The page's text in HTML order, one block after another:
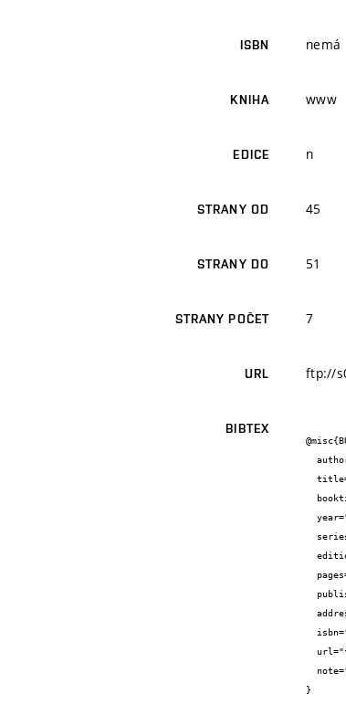
ISBN nemá
KNIHA www
EDICE n
STRANY OD 45
STRANY DO 51
STRANY POČET 7
URL ftp://
BIBTEX
}